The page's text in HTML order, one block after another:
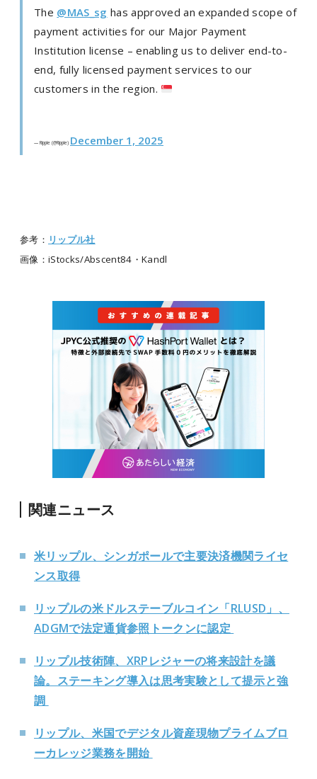
The @MAS_sg has approved an expanded scope of
payment activities for our Major Payment
Institution license – enabling us to deliver end-to-
end, fully licensed payment services to our
customers in the region.
— Ripple (@Ripple) December 1, 2025
参考： リップル社
画像：iStocks/Abscent84・Kandl
関連ニュース
米リップル、シンガポールで主要決済機関ライセ
ンス取得
リップルの米ドルステーブルコイン「RLUSD」、
ADGMで法定通貨参照トークンに認定
リップル技術陣、XRPレジャーの将来設計を議
論。ステーキング導入は思考実験として提示と強
調
リップル、米国でデジタル資産現物プライムブロ
ーカレッジ業務を開始